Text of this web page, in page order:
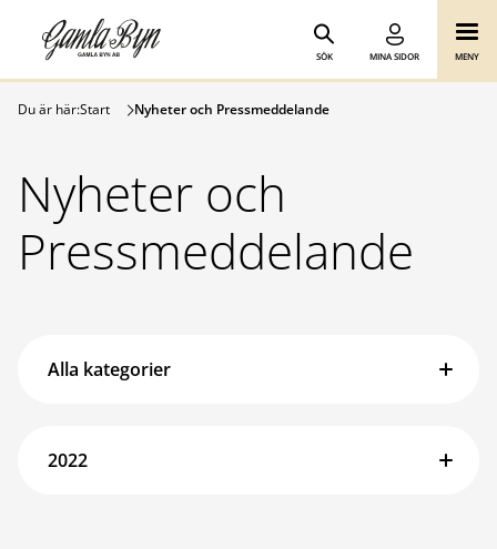
Hoppa till innehåll
Gamla Byn AB
SÖK MINA SIDOR MENY
Du är här:Start Nyheter och Pressmeddelande
Nyheter och
Pressmeddelande